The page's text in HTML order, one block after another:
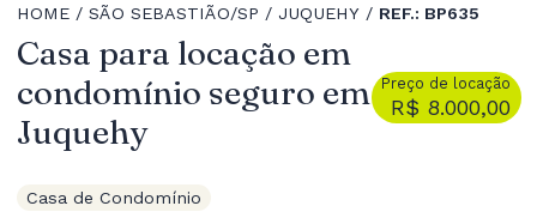
HOME SÃO SEBASTIÃO/SP JUQUEHY REF.: BP635
Casa para locação em
condomínio seguro em
Juquehy
Preço de locação
R$ 8.000,00
Casa de Condomínio